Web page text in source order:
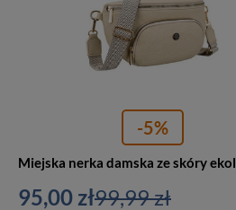
-5%
95,00 zł99,99 zł